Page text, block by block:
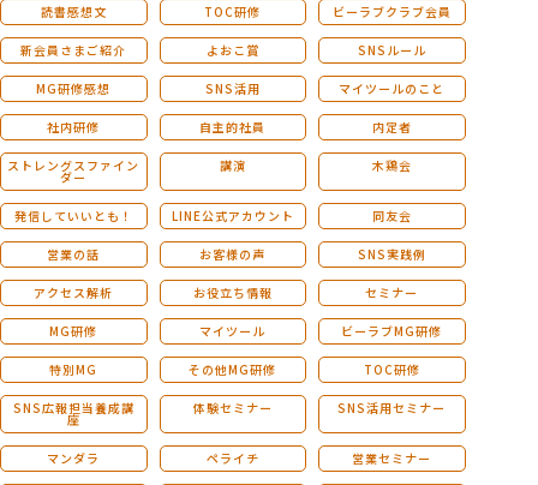
読書感想文 TOC研修 ビーラブクラブ会員
新会員さまご紹介 よおこ賞 SNSルール
MG研修感想 SNS活用 マイツールのこと
社内研修 自主的社員 内定者
ストレングスファイン
ダー
講演 木鶏会
発信していいとも！ LINE公式アカウント 同友会
営業の話 お客様の声 SNS実践例
アクセス解析 お役立ち情報 セミナー
MG研修 マイツール ビーラブMG研修
特別MG その他MG研修 TOC研修
SNS広報担当養成講
座
体験セミナー SNS活用セミナー
マンダラ ペライチ 営業セミナー